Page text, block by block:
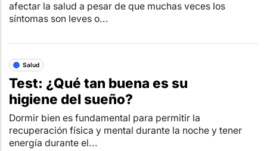
afectar la salud a pesar de que muchas veces los
síntomas son leves o...
Salud
Test: ¿Qué tan buena es su
higiene del sueño?
Dormir bien es fundamental para permitir la
recuperación física y mental durante la noche y tener
energía durante el...